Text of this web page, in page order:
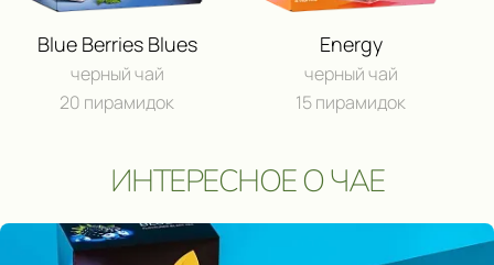
Blue Berries Blues
черный чай
20 пирамидок
Energy
черный чай
15 пирамидок
ИНТЕРЕСНОЕ О ЧАЕ